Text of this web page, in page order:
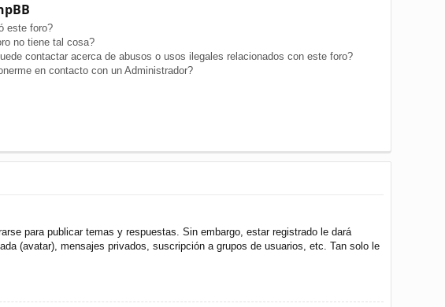
este foro?
no tiene tal cosa?
contactar acerca de abusos o usos ilegales relacionados con este foro?
en contacto con un Administrador?
para publicar temas y respuestas. Sin embargo, estar registrado le dará
(avatar), mensajes privados, suscripción a grupos de usuarios, etc. Tan solo le